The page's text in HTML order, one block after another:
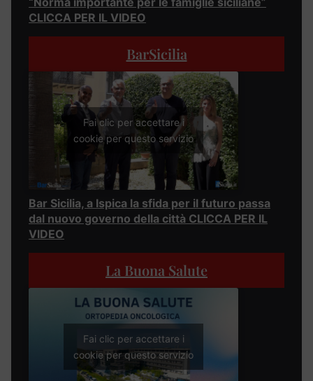
CLICCA PER IL VIDEO
BarSicilia
Fai clic per accettare i
cookie per questo servizio
Bar Sicilia, a Ispica la sfida per il futuro passa
dal nuovo governo della città CLICCA PER IL
VIDEO
La Buona Salute
Fai clic per accettare i
cookie per questo servizio